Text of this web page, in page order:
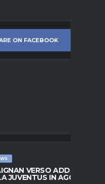
ON FACEBOOK
VERSO ADDIO AL
JUVENTUS IN AGGUATO